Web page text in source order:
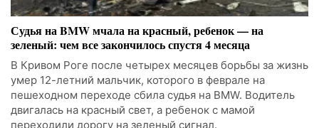
Судья на BMW мчала на красный, ребенок — на
зеленый: чем все закончилось спустя 4 месяца
В Кривом Роге после четырех месяцев борьбы за жизнь
умер 12-летний мальчик, которого в феврале на
пешеходном переходе сбила судья на BMW. Водитель
двигалась на красный свет, а ребенок с мамой
переходили дорогу на зеленый сигнал.